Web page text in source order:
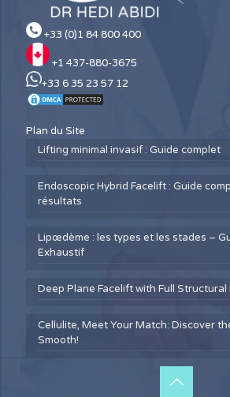
+33 (0)1 84 800 400
+1 437-880-3675
+33 6 35 23 57 12
Plan du Site
Lifting minimal invasif : Guide complet
Endoscopic Hybrid Facelift : Guide
résultats
Lipœdème : les types et les stades –
Exhaustif
Deep Plane Facelift with Full
Cellulite, Meet Your Match: Discover
Smooth!